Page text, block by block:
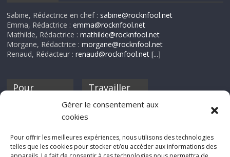
Gérer le consentement aux
cookies
Pour offrir les meilleures expériences, nous utilisons des technologies
telles que les cookies pour stocker et/ou accéder aux informations des
Sabine, Rédactrice en chef : sabine@rocknfool.net
Emma, Rédactrice :emma@rocknfool.net
Mathilde, Rédactrice :mathilde@rocknfool.net
Morgane, Rédactrice :morgane@rocknfool.net
Renaud, Rédacteur :renaud@rocknfool.net [...]
Pour
discothèque
Travailler
Si tu souhaites
Rocknfool, n'hésite
pas à nous envoyer